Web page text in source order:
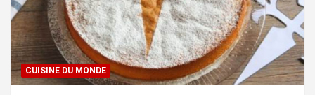
CUISINE DU MONDE